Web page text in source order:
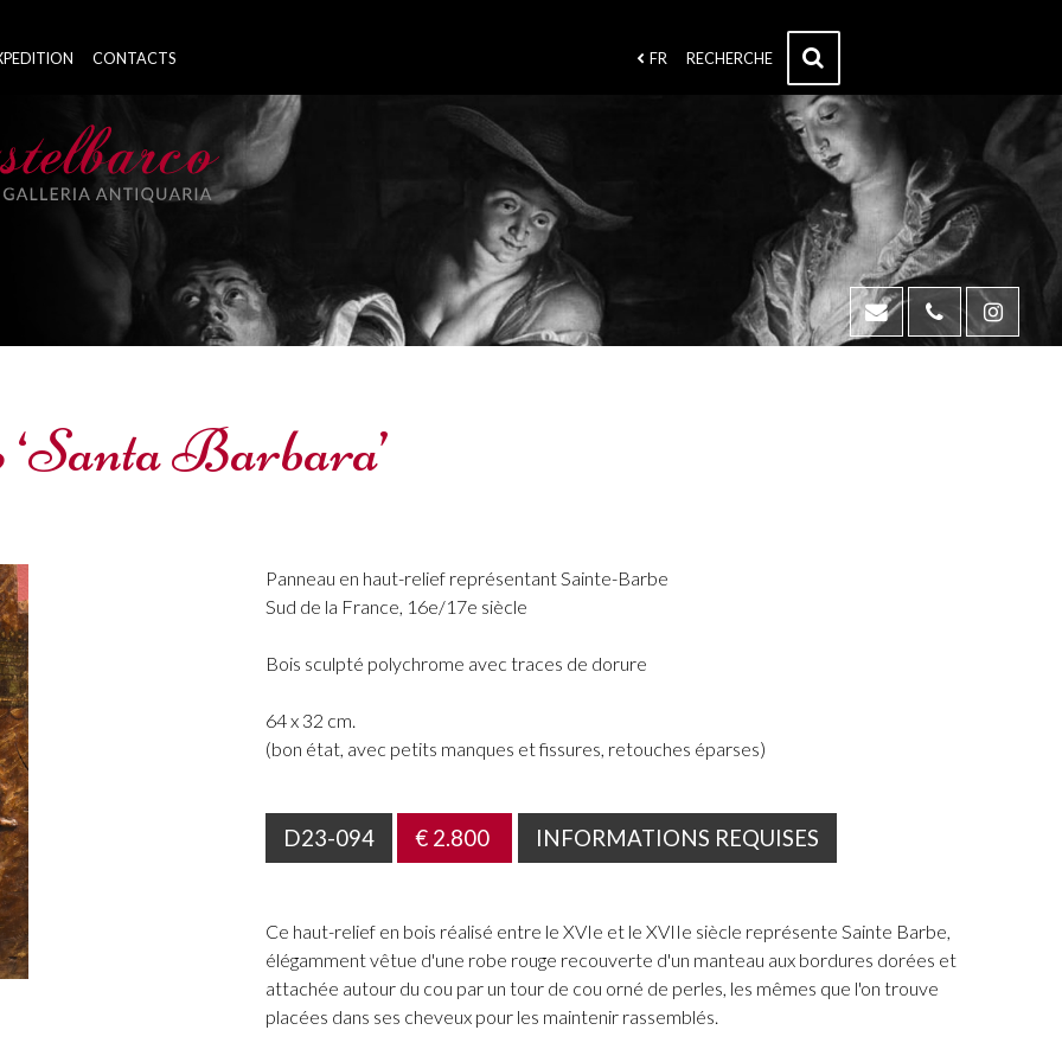
FR RECHERCHE
CONTACTS
Barbara’
Panneau en haut-relief représentant Sainte-Barbe
Sud de la France, 16e/17e siècle
Bois sculpté polychrome avec traces de dorure
64 x 32 cm.
(bon état, avec petits manques et fissures, retouches éparses)
D23-094 € 2.800 INFORMATIONS REQUISES
Ce haut-relief en bois réalisé entre le XVIe et le XVIIe siècle représente Sainte Barbe,
élégamment vêtue d'une robe rouge recouverte d'un manteau aux bordures dorées et
attachée autour du cou par un tour de cou orné de perles, les mêmes que l'on trouve
placées dans ses cheveux pour les maintenir rassemblés.